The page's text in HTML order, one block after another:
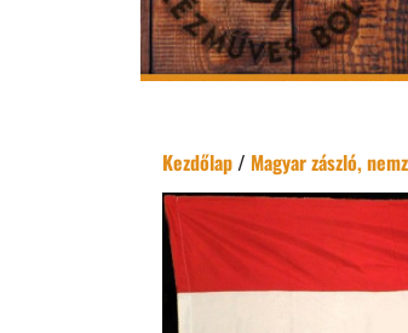
Kezdőlap/ Magyar zászló,